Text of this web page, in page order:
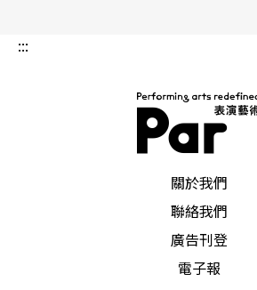
:::
關於我們
聯絡我們
廣告刊登
電子報